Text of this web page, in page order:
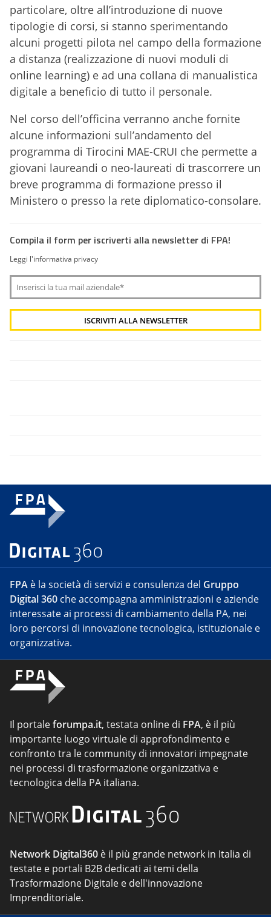
particolare, oltre all’introduzione di nuove
tipologie di corsi, si stanno sperimentando
alcuni progetti pilota nel campo della formazione
a distanza (realizzazione di nuovi moduli di
online learning) e ad una collana di manualistica
digitale a beneficio di tutto il personale.
Nel corso dell’officina verranno anche fornite
alcune informazioni sull’andamento del
programma di Tirocini MAE-CRUI che permette a
giovani laureandi o neo-laureati di trascorrere un
breve programma di formazione presso il
Ministero o presso la rete diplomatico-consolare.
Compila il form per iscriverti alla newsletter di FPA!
Leggi l'informativa privacy
FPA è la società di servizi e consulenza del Gruppo
Digital 360 che accompagna amministrazioni e aziende
interessate ai processi di cambiamento della PA, nei
loro percorsi di innovazione tecnologica, istituzionale e
organizzativa.
Il portaleforumpa.it, testata online di FPA, è il più
importante luogo virtuale di approfondimento e
confronto tra le community di innovatori impegnate
nei processi di trasformazione organizzativa e
tecnologica della PA italiana.
Network Digital360 è il più grande network in Italia di
testate e portali B2B dedicati ai temi della
Trasformazione Digitale e dell'innovazione
Imprenditoriale.